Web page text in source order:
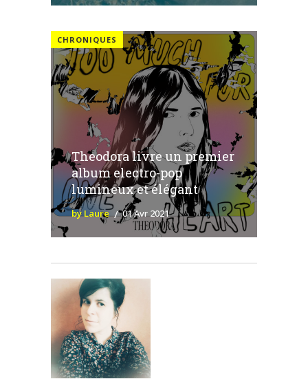
CHRONIQUES
Theodora livre un premier
album electro-pop
lumineux et élégant
by Laure 01 Avr 2021